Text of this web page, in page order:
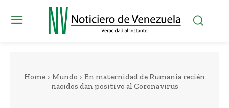
Home Mundo
En maternidad de Rumania recién
nacidos dan positivo al Coronavirus